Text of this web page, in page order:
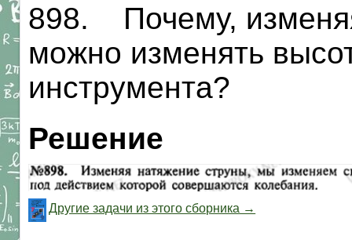
898. Почему,
можно изменять
инструмента?
Решение
Другие задачи из этого сборника →